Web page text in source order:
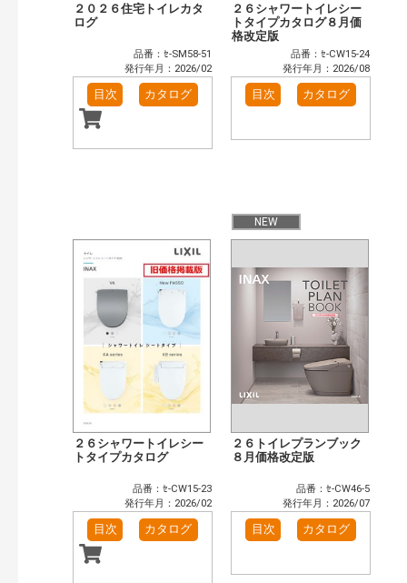
２０２６住宅トイレカタ
ログ
品番：ｾ-SM58-51
発行年月：2026/02
目次 カタログ
２６シャワートイレシー
トタイプカタログ８月価
格改定版
品番：ｾ-CW15-24
発行年月：2026/08
目次 カタログ
２６シャワートイレシー
トタイプカタログ
品番：ｾ-CW15-23
発行年月：2026/02
目次 カタログ
NEW
２６トイレプランブック
８月価格改定版
品番：ｾ-CW46-5
発行年月：2026/07
目次 カタログ